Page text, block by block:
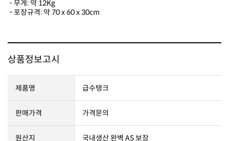
- 무게: 약 12Kg
- 포장규격: 약 70 x 60 x 30cm
상품정보고시
제품명 급수탱크
판매가격 가격문의
원산지 국내생산 완벽 AS 보장